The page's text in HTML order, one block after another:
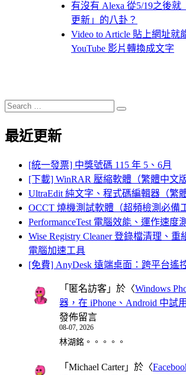
有沒有 Alexa 從5/19之後就
更新」的八卦？
Video to Article 貼上網址就
YouTube 影片轉換成文字
Search
for:
Search
最近更新
[統一發票] 中獎號碼 115 年 5、6月
[下載] WinRAR 壓縮軟體（繁體中文
UltraEdit 純文字、程式碼編輯器（繁
OCCT 燒機測試軟體（超頻檢測必備
PerformanceTest 電腦效能、運作速度
Wise Registry Cleaner 登錄檔清理、重
電腦加速工具
[免費] AnyDesk 遠端桌面：跨平台遙
「 匿名訪客 」於〈Windows
器，在 iPhone、Android 中試
發佈留言
08-07, 2026
林湖銘。。。。。
「 Michael Carter」於〈